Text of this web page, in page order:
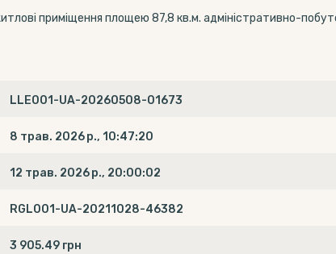
приміщення площею 87,8 кв.м. адміністративно-
LLE001-UA-20260508-01673
8 трав. 2026 р., 10:47:20
12 трав. 2026 р., 20:00:02
RGL001-UA-20211028-46382
3 905.49 грн